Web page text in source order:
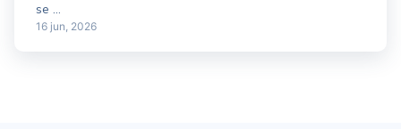
se ...
16 jun, 2026